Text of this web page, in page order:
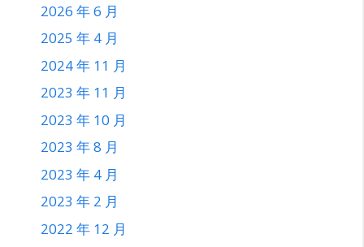
2026 年 6 月
2025 年 4 月
2024 年 11 月
2023 年 11 月
2023 年 10 月
2023 年 8 月
2023 年 4 月
2023 年 2 月
2022 年 12 月